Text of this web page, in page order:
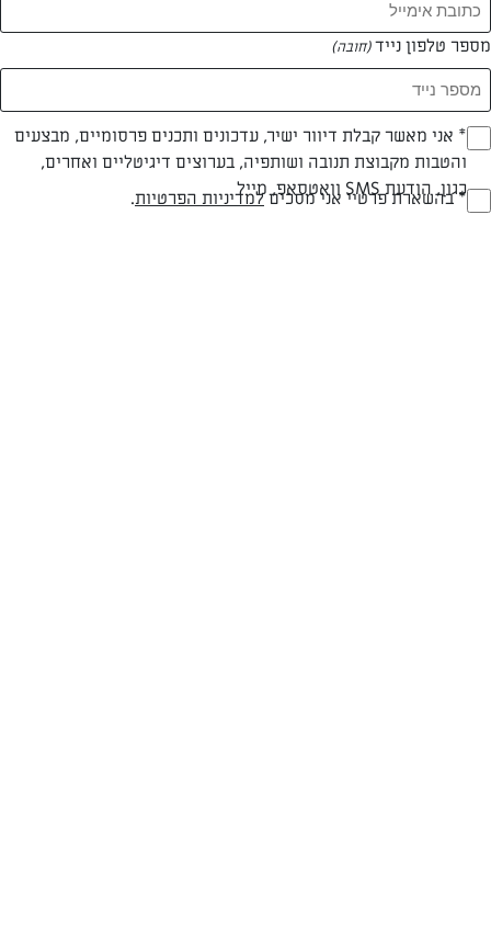
כדורי שוקולד
מספר טלפון נייד(חובה)
Opt_In
(חובה)
* אני מאשר קבלת דיוור ישיר, עדכונים ותכנים פרסומיים, מבצעים
והטבות מקבוצת תנובה ושותפיה, בערוצים דיגיטליים ואחרים,
כגון, הודעת SMS וואטסאפ, מייל
RegulationsApproved
* בהשארת פרטיי אני מסכיםלמדיניות הפרטיות.